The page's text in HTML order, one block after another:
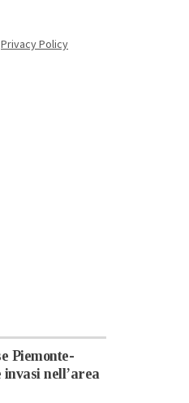
Privacy Policy
Piemonte-
nell’area